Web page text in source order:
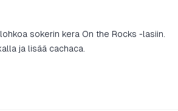
sokerin kera On the Rocks -lasiin.
ja lisää cachaca.